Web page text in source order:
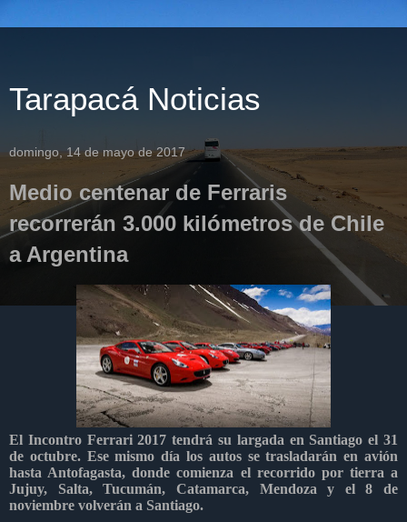
Tarapacá Noticias
domingo, 14 de mayo de 2017
Medio centenar de Ferraris
recorrerán 3.000 kilómetros de Chile
a Argentina
El Incontro Ferrari 2017 tendrá su largada en Santiago el 31
de octubre. Ese mismo día los autos se trasladarán en avión
hasta Antofagasta, donde comienza el recorrido por tierra a
Jujuy, Salta, Tucumán, Catamarca, Mendoza y el 8 de
noviembre volverán a Santiago.